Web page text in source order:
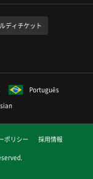
ディチケット
Português
ポリシー
採用情報